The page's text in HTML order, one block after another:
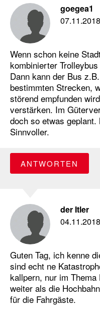
goegea1
Wenn schon keine
kombinierter
Dann kann der Bus
bestimmten Strecken,
störend empfunden
verstärken. Im
doch so etwas
Sinnvoller.
ANTWORTEN
der Itler
Guten Tag, ich kenne
sind echt ne
kallpern, nur im
weiter als die
für die Fahrgäste.